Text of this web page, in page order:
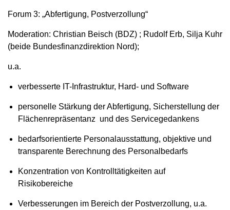
Forum 3: „Abfertigung, Postverzollung“
Moderation: Christian Beisch (BDZ) ; Rudolf Erb, Silja Kuhr
(beide Bundesfinanzdirektion Nord);
u.a.
verbesserte IT-Infrastruktur, Hard- und Software
personelle Stärkung der Abfertigung, Sicherstellung der
Flächenrepräsentanz und des Servicegedankens
bedarfsorientierte Personalausstattung, objektive und
transparente Berechnung des Personalbedarfs
Konzentration von Kontrolltätigkeiten auf
Risikobereiche
Verbesserungen im Bereich der Postverzollung, u.a.